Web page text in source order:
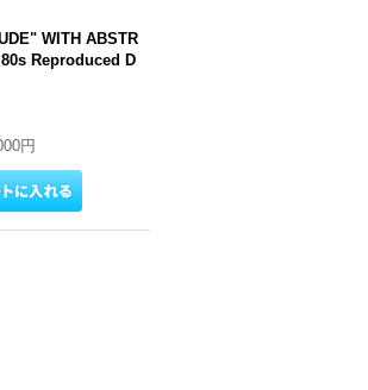
WITH ABSTR
Reproduced D
円